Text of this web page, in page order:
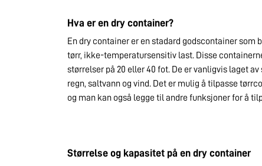
Hva er en dry container?
En dry container er en stadard godscontainer som
tørr, ikke-temperatursensitiv last. Disse
størrelser på 20 eller 40 fot. De er vanligvis laget
regn, saltvann og vind. Det er mulig å tilpasse
og man kan også legge til andre funksjoner for å
Størrelse og kapasitet på en dry container